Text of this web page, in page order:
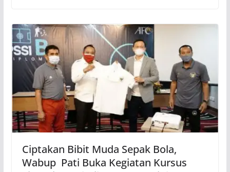
Ciptakan Bibit Muda Sepak Bola,
Wabup Pati Buka Kegiatan Kursus